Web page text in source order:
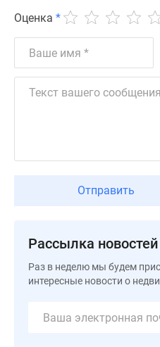
Реклама
#траншевая
Квартиры
скидками
Оценка *
Отправить
Рассылка новостей
Раз в неделю мы будем
интересные новости о